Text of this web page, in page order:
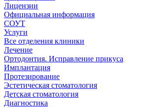
Лицензии
Официальная информация
СОУТ
Услуги
Все отделения клиники
Лечение
Ортодонтия. Исправление прикуса
Имплантация
Протезирование
Эстетическая стоматология
Детская стоматология
Диагностика